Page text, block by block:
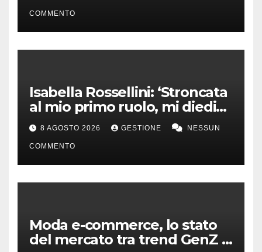
COMMENTO
Isabella Rossellini: ‘Stroncata
al mio primo ruolo, mi diedi
alla moda’
8 AGOSTO 2026 GESTIONE NESSUN
COMMENTO
Moda e-commerce, lo stato
del mercato tra trend GenZ e